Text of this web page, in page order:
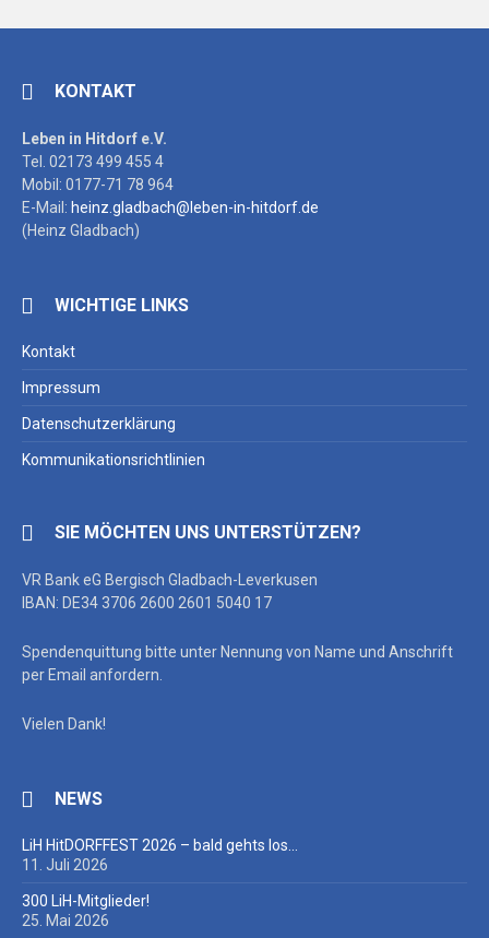
KONTAKT
Leben in Hitdorf e.V.
Tel. 02173 499 455 4
Mobil: 0177-71 78 964
E-Mail: heinz.gladbach@leben-in-hitdorf.de
(Heinz Gladbach)
WICHTIGE LINKS
Kontakt
Impressum
Datenschutzerklärung
Kommunikationsrichtlinien
SIE MÖCHTEN UNS UNTERSTÜTZEN?
VR Bank eG Bergisch Gladbach-Leverkusen
IBAN: DE34 3706 2600 2601 5040 17
Spendenquittung bitte unter Nennung von Name und Anschrift
per Email anfordern.
Vielen Dank!
NEWS
LiH HitDORFFEST 2026 – bald gehts los…
11. Juli 2026
300 LiH-Mitglieder!
25. Mai 2026